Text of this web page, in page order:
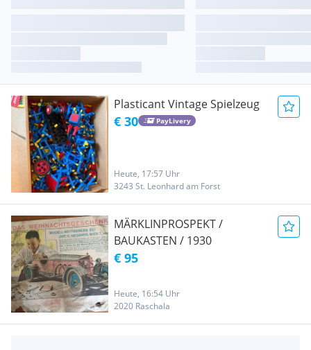
Plasticant Vintage Spielzeug
€ 30 PayLivery
Heute, 17:57 Uhr
3243 St. Leonhard am Forst
MÄRKLINPROSPEKT /
BAUKASTEN / 1930
€ 95
Heute, 16:54 Uhr
2020 Raschala